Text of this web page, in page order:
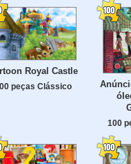
Royal Castle
peças Clássico
100